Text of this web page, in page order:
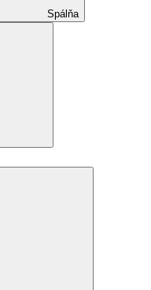
Spálňa